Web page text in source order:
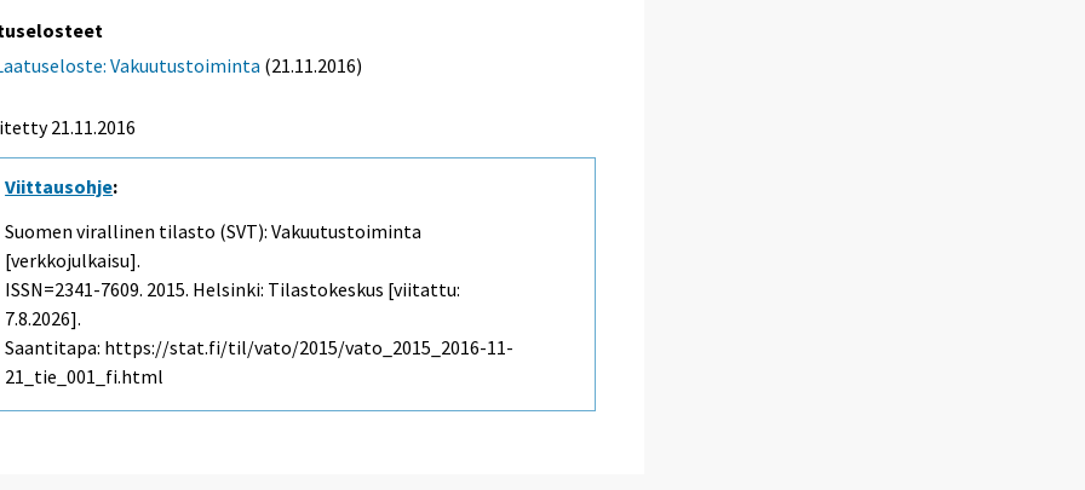
Vakuutustoiminta (21.11.2016)
21.11.2016
Viittausohje:
Suomen virallinen tilasto (SVT): Vakuutustoiminta
[verkkojulkaisu].
ISSN=2341-7609. 2015. Helsinki: Tilastokeskus [viitattu:
7.8.2026].
Saantitapa: https://stat.fi/til/vato/2015/vato_2015_2016-11-
21_tie_001_fi.html